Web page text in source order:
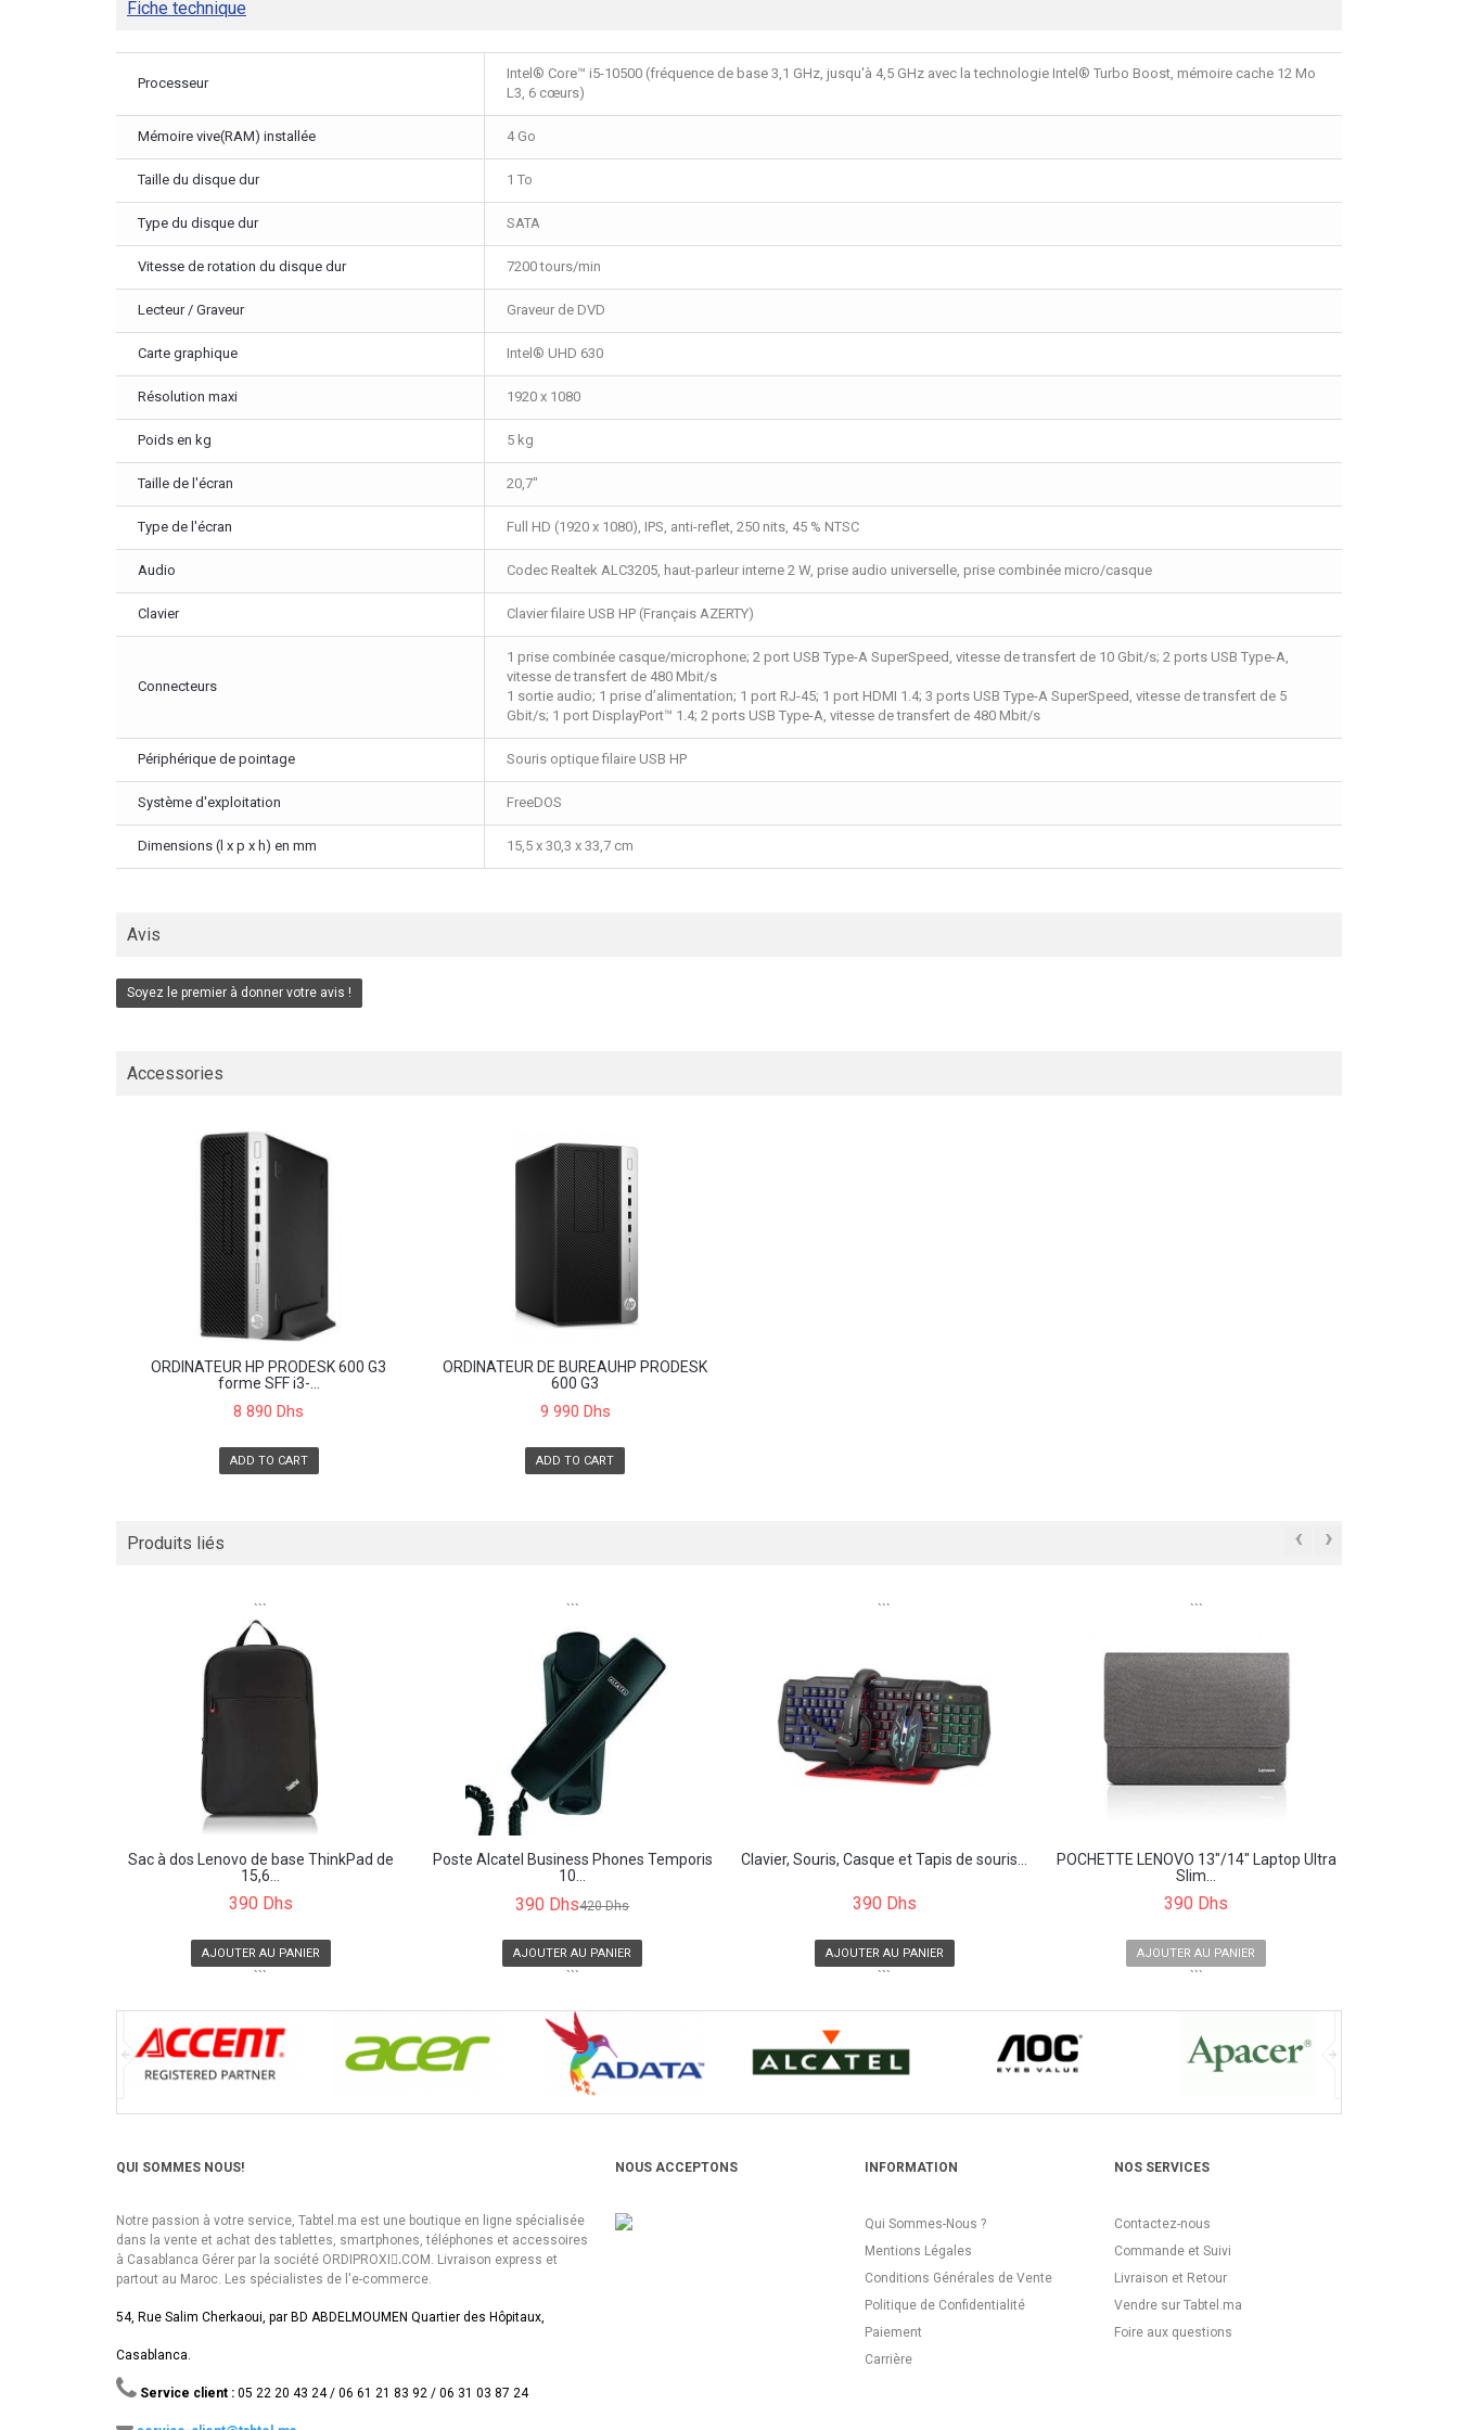
Fiche technique
Processeur
Intel® Core™ i5-10500 (fréquence de base 3,1 GHz, jusqu'à 4,5 GHz avec la technologie Intel® Turbo Boost, mémoire cache 12 Mo
L3, 6 cœurs)
Mémoire vive(RAM) installée 4 Go
Taille du disque dur 1 To
Type du disque dur SATA
Vitesse de rotation du disque dur 7200 tours/min
Lecteur / Graveur Graveur de DVD
Carte graphique Intel® UHD 630
Résolution maxi 1920 x 1080
Poids en kg 5 kg
Taille de l'écran 20,7"
Type de l'écran Full HD (1920 x 1080), IPS, anti-reflet, 250 nits, 45 % NTSC
Audio Codec Realtek ALC3205, haut-parleur interne 2 W, prise audio universelle, prise combinée micro/casque
Clavier Clavier filaire USB HP (Français AZERTY)
Connecteurs
1 prise combinée casque/microphone; 2 port USB Type-A SuperSpeed, vitesse de transfert de 10 Gbit/s; 2 ports USB Type-A,
vitesse de transfert de 480 Mbit/s
1 sortie audio; 1 prise d’alimentation; 1 port RJ-45; 1 port HDMI 1.4; 3 ports USB Type-A SuperSpeed, vitesse de transfert de 5
Gbit/s; 1 port DisplayPort™ 1.4; 2 ports USB Type-A, vitesse de transfert de 480 Mbit/s
Périphérique de pointage Souris optique filaire USB HP
Système d'exploitation FreeDOS
Dimensions (l x p x h) en mm 15,5 x 30,3 x 33,7 cm
Avis
Soyez le premier à donner votre avis !
Accessories
ORDINATEUR HP PRODESK 600 G3
forme SFF i3-...
8 890 Dhs
ADD TO CART
ORDINATEUR DE BUREAUHP PRODESK
600 G3
9 990 Dhs
ADD TO CART
Produits liés ‹ ›
```
Sac à dos Lenovo de base ThinkPad de
15,6...
390 Dhs
AJOUTER AU PANIER
```
```
Poste Alcatel Business Phones Temporis
10...
390 Dhs420 Dhs
AJOUTER AU PANIER
```
```
Clavier, Souris, Casque et Tapis de souris...
390 Dhs
AJOUTER AU PANIER
```
```
POCHETTE LENOVO 13"/14" Laptop Ultra
Slim...
390 Dhs
AJOUTER AU PANIER
```
QUI SOMMES NOUS!
Notre passion à votre service, Tabtel.ma est une boutique en ligne spécialisée
dans la vente et achat des tablettes, smartphones, téléphones et accessoires
à Casablanca Gérer par la société ORDIPROXI.ِCOM. Livraison express et
partout au Maroc. Les spécialistes de l'e-commerce.
54, Rue Salim Cherkaoui, par BD ABDELMOUMEN Quartier des Hôpitaux,
Casablanca.
Service client : 05 22 20 43 24 / 06 61 21 83 92 / 06 31 03 87 24
NOUS ACCEPTONS INFORMATION
Qui Sommes-Nous ?
Mentions Légales
Conditions Générales de Vente
Politique de Confidentialité
Paiement
Carrière
NOS SERVICES
Contactez-nous
Commande et Suivi
Livraison et Retour
Vendre sur Tabtel.ma
Foire aux questions